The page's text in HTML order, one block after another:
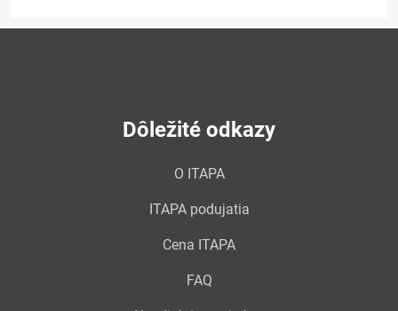
Dôležité odkazy
O ITAPA
ITAPA podujatia
Cena ITAPA
FAQ